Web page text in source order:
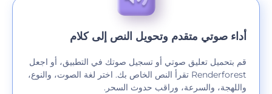
أداء صوتي متقدم وتحويل النص إلى كلام
قم بتحميل تعليق صوتي أو تسجيل صوتك في التطبيق، أو اجعل
Renderforest تقرأ النص الخاص بك. اختر لغة الصوت، والنوع،
واللهجة، والسرعة، وراقب حدوث السحر.